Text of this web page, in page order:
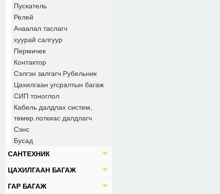
Пускатель
Релей
Ачаалал таслагч
хуурай салгуур
Пермичек
Контактор
Сэлгэн залгагч Рубельник
Цахилгаан угсралтын багаж
СИП тоноглол
Кабель далдлах систем,
төмөр лоткиас далдлагч
Сэнс
Бусад
САНТЕХНИК
ЦАХИЛГААН БАГАЖ
ГАР БАГАЖ